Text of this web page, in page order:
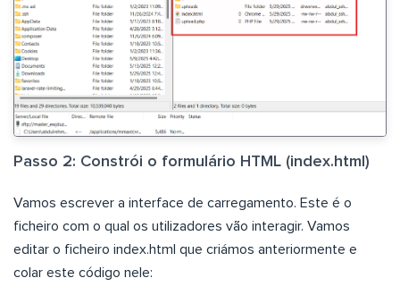
Passo 2: Constrói o formulário HTML (index.html)
Vamos escrever a interface de carregamento. Este é o
ficheiro com o qual os utilizadores vão interagir. Vamos
editar o ficheiro index.html que criámos anteriormente e
colar este código nele: